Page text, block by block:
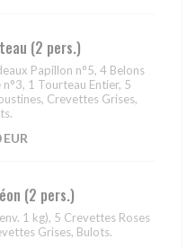
(2 pers.)
Papillon n°5, 4 Belons
1 Tourteau Entier, 5
Crevettes Grises,
(2 pers.)
1 kg), 5 Crevettes Roses
Grises, Bulots.